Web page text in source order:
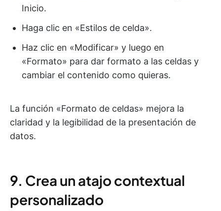
Inicio.
Haga clic en «Estilos de celda».
Haz clic en «Modificar» y luego en
«Formato» para dar formato a las celdas y
cambiar el contenido como quieras.
La función «Formato de celdas» mejora la
claridad y la legibilidad de la presentación de
datos.
9. Crea un atajo contextual
personalizado